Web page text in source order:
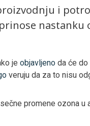
i
nastanku
je objavljeno da će
veruju da za to nisu
promene ozona